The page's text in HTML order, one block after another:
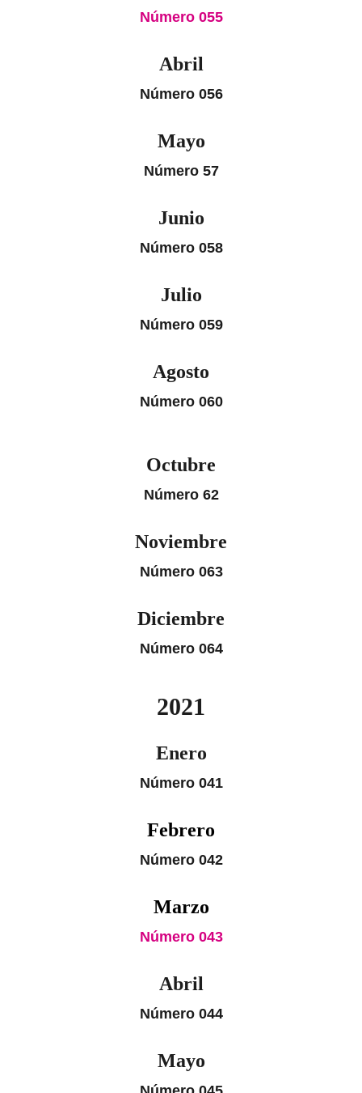
Número 055
Abril
Número 056
Mayo
Número 57
Junio
Número 058
Julio
Número 059
Agosto
Número 060
Octubre
Número 62
Noviembre
Número 063
Diciembre
Número 064
2021
Enero
Número 041
Febrero
Número 042
Marzo
Número 043
Abril
Número 044
Mayo